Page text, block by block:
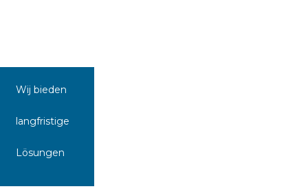
Wij bieden
langfristige
Lösungen